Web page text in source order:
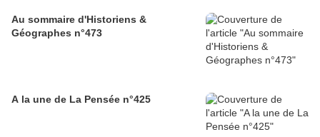
Au sommaire d'Historiens &
Géographes n°473
A la une de La Pensée n°425